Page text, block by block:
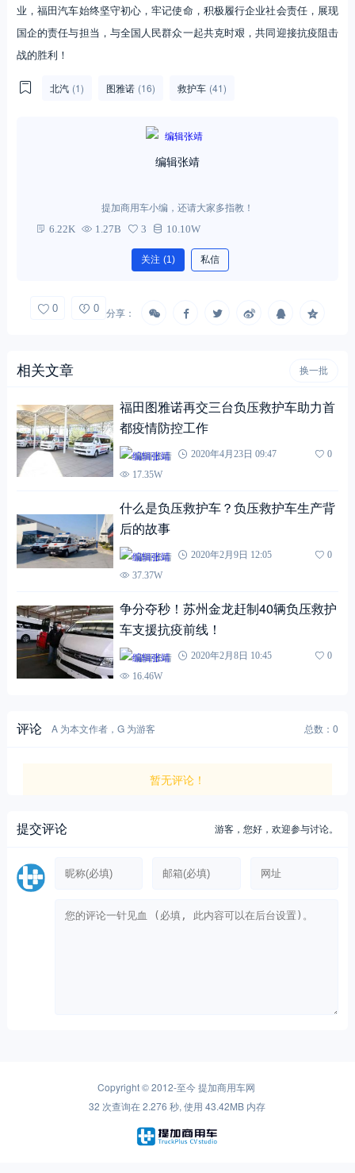
业，福田汽车始终坚守初心，牢记使命，积极履行企业社会责任，展现
国企的责任与担当，与全国人民群众一起共克时艰，共同迎接抗疫阻击
战的胜利！
北汽 (1) 图雅诺 (16) 救护车 (41)
编辑张靖
提加商用车小编，还请大家多指教！
6.22K 1.27B 3 10.10W
关注 (1) 私信
0 0 分享：
相关文章 换一批
福田图雅诺再交三台负压救护车助力首
都疫情防控工作
编辑张靖 2020年4月23日 09:47
0
17.35W
什么是负压救护车？负压救护车生产背
后的故事
编辑张靖 2020年2月9日 12:05
0
37.37W
争分夺秒！苏州金龙赶制40辆负压救护
车支援抗疫前线！
编辑张靖 2020年2月8日 10:45
0
16.46W
评论 A 为本文作者，G 为游客 总数：0
暂无评论！
提交评论 游客，您好，欢迎参与讨论。
Copyright © 2012-至今提加商用车网
32 次查询在 2.276 秒, 使用 43.42MB 内存